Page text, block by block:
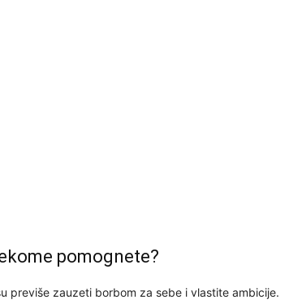
pomognete?
previše zauzeti borbom za sebe i vlastite ambicije.